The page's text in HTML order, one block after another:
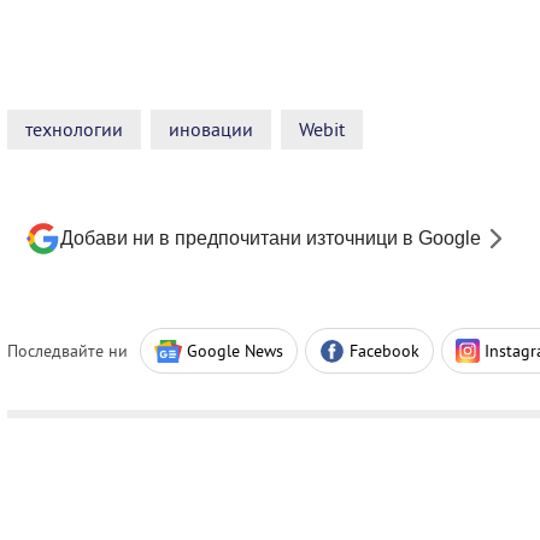
технологии иновации Webit
Добави ни в предпочитани източници в Google
Последвайте ни Google News Facebook